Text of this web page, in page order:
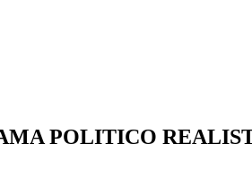
POLITICO